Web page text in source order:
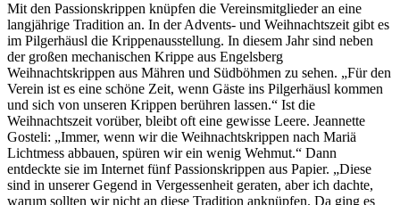
Mit den Passionskrippen knüpfen die Vereinsmitglieder an eine
langjährige Tradition an. In der Advents- und Weihnachtszeit gibt es
im Pilgerhäusl die Krippenausstellung. In diesem Jahr sind neben
der großen mechanischen Krippe aus Engelsberg
Weihnachtskrippen aus Mähren und Südböhmen zu sehen. „Für den
Verein ist es eine schöne Zeit, wenn Gäste ins Pilgerhäusl kommen
und sich von unseren Krippen berühren lassen.“ Ist die
Weihnachtszeit vorüber, bleibt oft eine gewisse Leere. Jeannette
Gosteli: „Immer, wenn wir die Weihnachtskrippen nach Mariä
Lichtmess abbauen, spüren wir ein wenig Wehmut.“ Dann
entdeckte sie im Internet fünf Passionskrippen aus Papier. „Diese
sind in unserer Gegend in Vergessenheit geraten, aber ich dachte,
warum sollten wir nicht an diese Tradition anknüpfen. Da ging es